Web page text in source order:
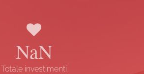
NaN
Totale investimenti